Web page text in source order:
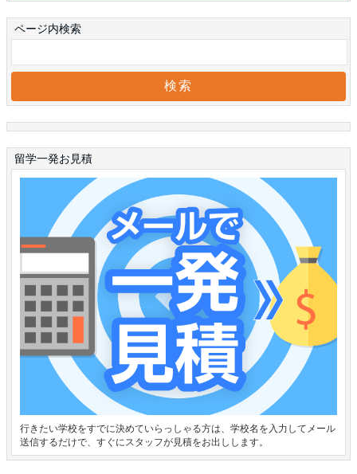
ページ内検索
留学一発お見積
行きたい学校をすでに決めていらっしゃる方は、学校名を入力してメール
送信するだけで、すぐにスタッフが見積をお出しします。